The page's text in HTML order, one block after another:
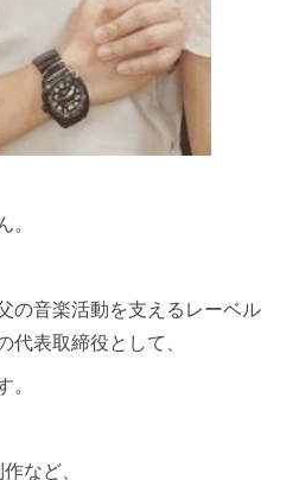
。
の音楽活動を支えるレーベル
代表取締役として、
。
など、